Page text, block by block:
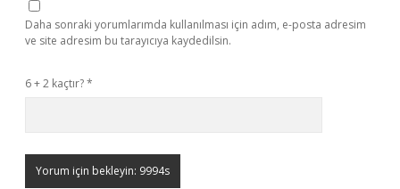
Daha sonraki yorumlarımda kullanılması için adım, e-posta adresim
ve site adresim bu tarayıcıya kaydedilsin.
6 + 2 kaçtır?*